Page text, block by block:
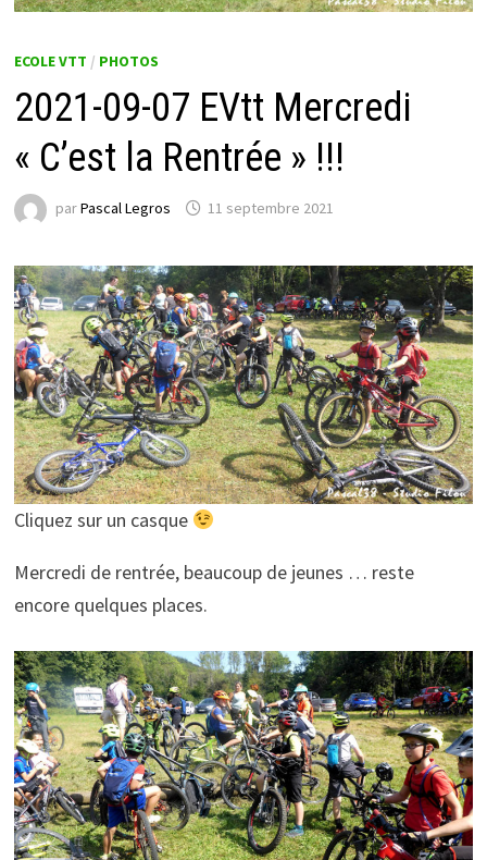
ECOLE VTT / PHOTOS
2021-09-07 EVtt Mercredi
« C’est la Rentrée » !!!
parPascal Legros 11 septembre 2021
Cliquez sur un casque
Mercredi de rentrée, beaucoup de jeunes … reste
encore quelques places.